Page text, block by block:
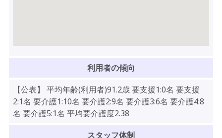
利用者の傾向
【公表】 平均年齢(利用者)91.2歳 要支援1:0名 要支援
2:1名 要介護1:10名 要介護2:9名 要介護3:6名 要介護4:8
名 要介護5:1名 平均要介護度2.38
スタッフ体制